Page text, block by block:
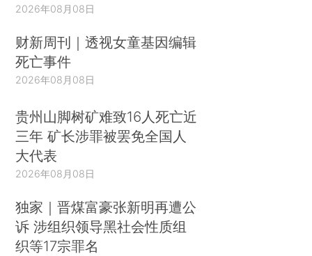
2026年08月08日
财新周刊｜透视女童基因编辑
死亡事件
2026年08月08日
贵州山脚树矿难致16人死亡近
三年 矿长涉罪被罢免全国人
大代表
2026年08月08日
独家｜晋煤富豪张新明再遭公
诉 涉组织领导黑社会性质组
织等17宗罪名